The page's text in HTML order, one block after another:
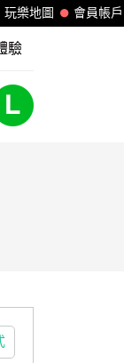
會員帳戶
玩樂地圖
驗